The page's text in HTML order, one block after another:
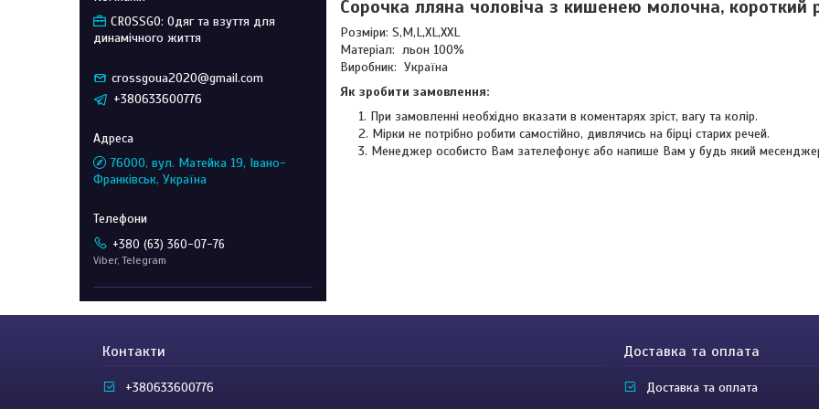
Сорочка лляна чоловіча з кишенею молочна, короткий
Розміри: S,M,L,XL,XXL
Матеріал: льон 100%
Виробник: Україна
Як зробити замовлення:
При замовленні необхідно вказати в коментарях зріст, вагу та колір.
Мірки не потрібно робити самостійно, дивлячись на бірці старих речей.
Менеджер особисто Вам зателефонує або напише Вам у будь який
CROSSGO: Одяг та взуття для
динамічного життя
crossgoua2020@gmail.com
+380633600776
76000, вул. Матейка 19, Івано-
Франківськ, Україна
+380 (63) 360-07-76
Viber, Telegram
Контакти
+380633600776
Доставка та оплата
Доставка та оплата